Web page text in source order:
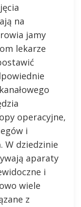
na
jamy
lekarze
operacyjne,
i
W dziedzinie
aparaty
i
wiele
z